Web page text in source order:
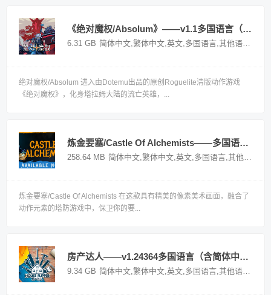
《绝对魔权/Absolum》——v1.1多国语言（含简体中文）免安装解压即玩版
6.31 GB 简体中文,繁体中文,英文,多国语言,其他语言
绝对魔权/Absolum 进入由Dotemu出品的原创Roguelite清版动作游戏
《绝对魔权》，化身塔拉姆大陆的流亡英雄，...
炼金要塞/Castle Of Alchemists——多国语言（含简体中文）免安装解压即玩版
258.64 MB 简体中文,繁体中文,英文,多国语言,其他语言
炼金要塞/Castle Of Alchemists 在这款具有精美的像素美术画面，融合了
动作元素的塔防游戏中，保卫你的要...
房产达人——v1.24364多国语言（含简体中文）免安装解压即玩版
9.34 GB 简体中文,繁体中文,英文,多国语言,其他语言